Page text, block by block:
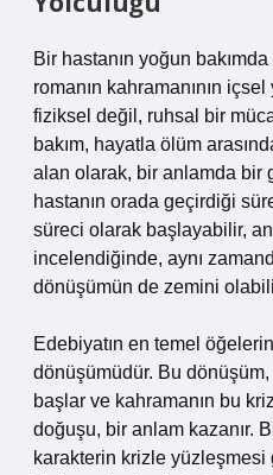
Bir hastanın yoğun
romanın kahramanının
fiziksel değil, ruhsal bir
bakım, hayatla ölüm
alan olarak, bir anlamda bir
hastanın orada geçirdiği
süreci olarak başlayabilir,
incelendiğinde, aynı
dönüşümün de zemini
Edebiyatın en temel
dönüşümüdür. Bu
başlar ve kahramanın bu
doğuşu, bir anlam kazanır.
karakterin krizle